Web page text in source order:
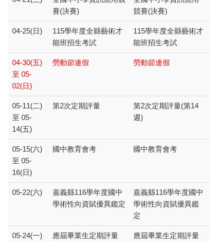
賽(決賽)
競賽(決賽)
04-25(日)
115學年度全縣藝術才
能班招生考試
115學年度全縣藝術才
能班招生考試
04-30(五)
至 05-
02(日)
勞動節連假 勞動節連假
05-11(二)
至 05-
14(五)
第2次定期評量
第2次定期評量(第14
週)
05-15(六)
至 05-
16(日)
國中教育會考 國中教育會考
05-22(六)
嘉義縣116學年度國中
學術性向資賦優異鑑定
嘉義縣116學年度國中
學術性向資賦優異鑑
定
05-24(一)
應屆畢業生定期評量 應屆畢業生定期評量